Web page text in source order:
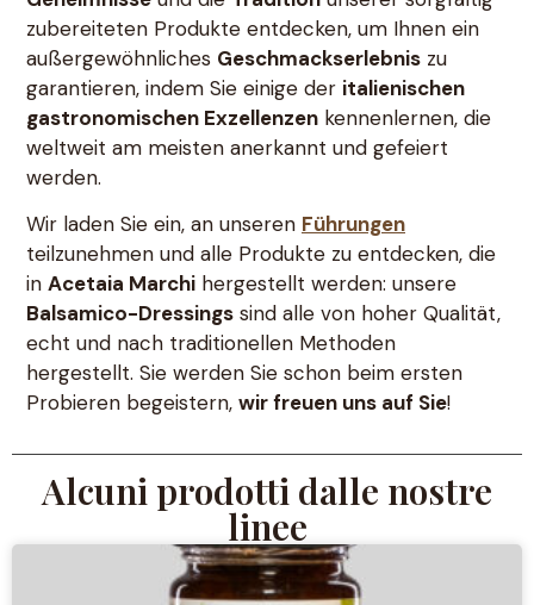
zubereiteten Produkte entdecken, um Ihnen ein
außergewöhnliches Geschmackserlebnis zu
garantieren, indem Sie einige der italienischen
gastronomischen Exzellenzen kennenlernen, die
weltweit am meisten anerkannt und gefeiert
werden.
Wir laden Sie ein, an unseren Führungen
teilzunehmen und alle Produkte zu entdecken, die
in Acetaia Marchi hergestellt werden: unsere
Balsamico-Dressings sind alle von hoher Qualität,
echt und nach traditionellen Methoden
hergestellt. Sie werden Sie schon beim ersten
Probieren begeistern, wir freuen uns auf Sie!
Alcuni prodotti dalle nostre
linee